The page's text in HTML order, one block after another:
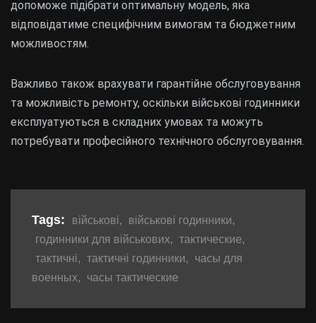
допоможе підібрати оптимальну модель, яка
відповідатиме специфічним вимогам та бюджетним
можливостям.
Важливо також врахувати гарантійне обслуговування
та можливість ремонту, оскільки військові годинники
експлуатуються в складних умовах та можуть
потребувати професійного технічного обслуговування.
Tags: військові, військові годинники,
годинники для військових, тактические,
тактичні, тактичні годинники,
часы для
военных, часы тактические